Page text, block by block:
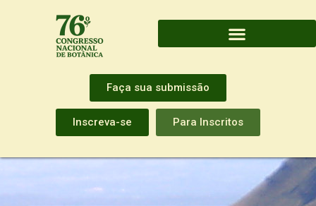
Faça sua submissão
Inscreva-se Para Inscritos